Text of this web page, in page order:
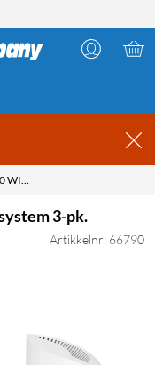
EERO PRO 7 BE10800 WIFI 7 MESH-SYSTEM 3-PK.
3-pk.
Artikkelnr: 66790